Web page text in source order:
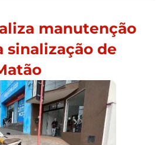
manutenção
sinalização de